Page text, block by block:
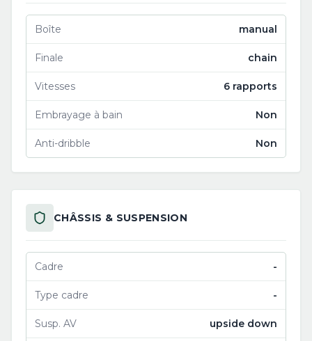
Boîte manual
Finale chain
Vitesses 6 rapports
Embrayage à bain Non
Anti-dribble Non
CHÂSSIS & SUSPENSION
Cadre -
Type cadre -
Susp. AV upside down